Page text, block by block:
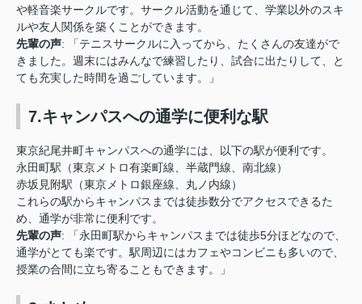
や軽音楽サークルです。サークル活動を通じて、学業以外のスキ
ルや友人関係を築くことができます。
先輩の声: 「テニスサークルに入ってから、たくさんの友達がで
きました。週末にはみんなで練習したり、試合に出たりして、と
ても充実した時間を過ごしています。」
7.キャンパスへの通学に便利な駅
東京紀尾井町キャンパスへの通学には、以下の駅が便利です。
永田町駅（東京メトロ有楽町線、半蔵門線、南北線）
赤坂見附駅（東京メトロ銀座線、丸ノ内線）
これらの駅からキャンパスまでは徒歩数分でアクセスできるた
め、通学が非常に便利です。
先輩の声: 「永田町駅からキャンパスまでは徒歩5分ほどなので、
通学がとても楽です。駅周辺にはカフェやコンビニも多いので、
授業の合間に立ち寄ることもできます。」